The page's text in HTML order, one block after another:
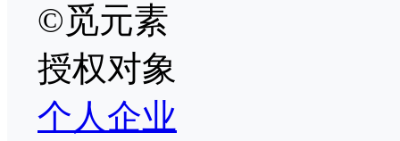
©觅元素
授权对象
个人企业